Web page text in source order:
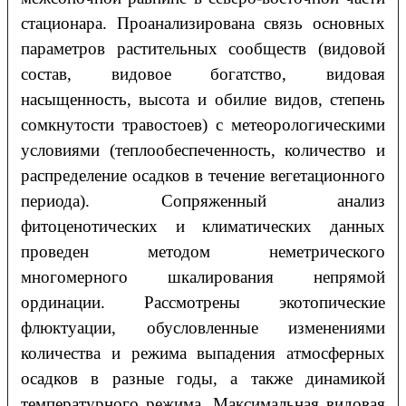
стационара. Проанализирована связь основных
параметров растительных сообществ (видовой
состав, видовое богатство, видовая
насыщенность, высота и обилие видов, степень
сомкнутости травостоев) с метеорологическими
условиями (теплообеспеченность, количество и
распределение осадков в течение вегетационного
периода). Сопряженный анализ
фитоценотических и климатических данных
проведен методом неметрического
многомерного шкалирования непрямой
ординации. Рассмотрены экотопические
флюктуации, обусловленные изменениями
количества и режима выпадения атмосферных
осадков в разные годы, а также динамикой